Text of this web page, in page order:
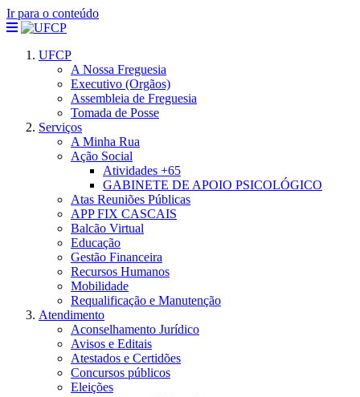
Ir para o conteúdo
UFCP
A Nossa Freguesia
Executivo (Orgãos)
Assembleia de Freguesia
Tomada de Posse
Serviços
A Minha Rua
Ação Social
Atividades +65
GABINETE DE APOIO PSICOLÓGICO
Atas Reuniões Públicas
APP FIX CASCAIS
Balcão Virtual
Educação
Gestão Financeira
Recursos Humanos
Mobilidade
Requalificação e Manutenção
Atendimento
Aconselhamento Jurídico
Avisos e Editais
Atestados e Certidões
Concursos públicos
Eleições